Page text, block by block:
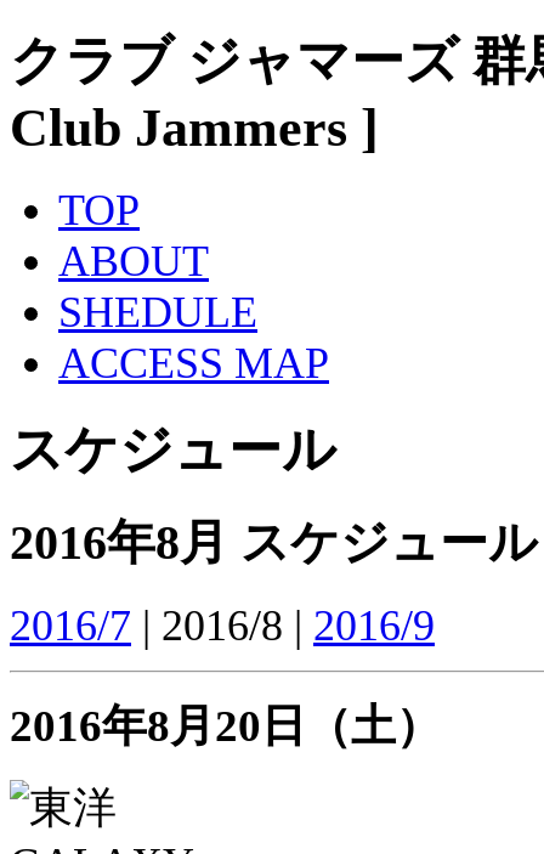
クラブ ジャマーズ
Club Jammers ]
TOP
ABOUT
SHEDULE
ACCESS MAP
スケジュール
2016年8月 スケジュール
2016/7 | 2016/8 | 2016/9
2016年8月20日（土）